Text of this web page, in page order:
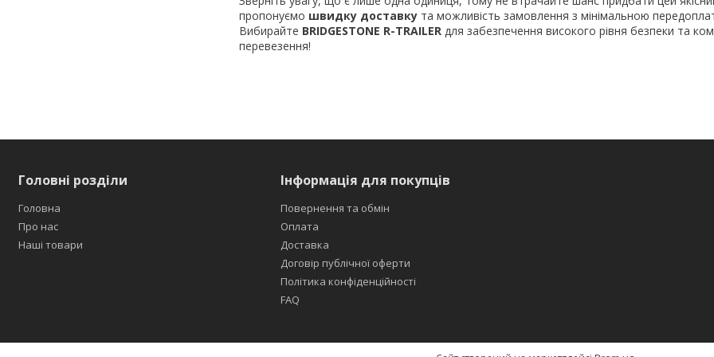
пропонуємо швидку доставку та можливість замовлення з мінімальною
Вибирайте BRIDGESTONE R-TRAILER для забезпечення високого рівня безпеки та
перевезення!
Головні розділи
Головна
Про нас
Наші товари
Інформація для покупців
Повернення та обмін
Оплата
Доставка
Договір публічної оферти
Політика конфіденційності
FAQ